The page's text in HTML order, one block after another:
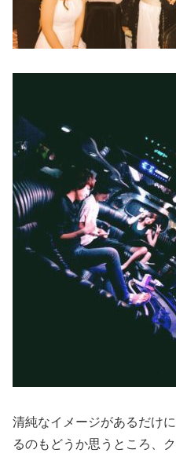
清純なイメージがあるだけ
るのもどうか思うところ、